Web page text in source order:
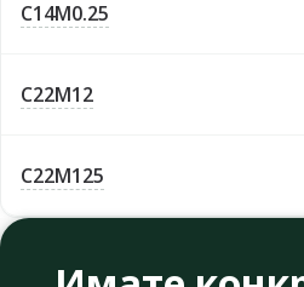
C14M0.25
C22M12
C22M125